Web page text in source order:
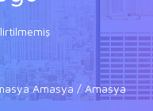
Amasya / Amasya